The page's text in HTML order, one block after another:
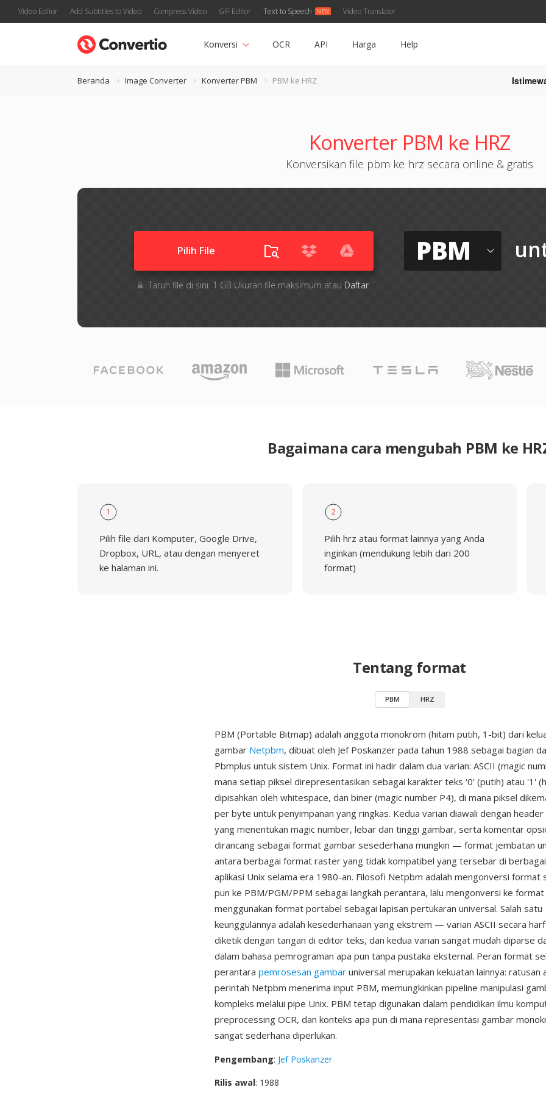
Video Editor Add Subtitles to Video Compress Video GIF Editor Text to Speech Video Translator
Konversi OCR API Harga Help
Beranda Image Converter Konverter PBM PBM ke HRZ
Konverter PBM ke HRZ
Konversikan file pbm ke hrz secara online & gratis
Pilih File
Taruh file di sini. 1 GB Ukuran file maksimum atau Daftar
PBM
Bagaimana cara mengubah PBM ke
1
Pilih file dari Komputer, Google Drive,
Dropbox, URL, atau dengan menyeret
ke halaman ini.
2
Pilih hrz atau format lainnya yang Anda
inginkan (mendukung lebih dari 200
format)
Tentang format
PBM HRZ
PBM (Portable Bitmap) adalah anggota monokrom (hitam putih, 1-bit) dari
gambar Netpbm, dibuat oleh Jef Poskanzer pada tahun 1988 sebagai bagian
Pbmplus untuk sistem Unix. Format ini hadir dalam dua varian: ASCII (magic
mana setiap piksel direpresentasikan sebagai karakter teks '0' (putih) atau '1'
dipisahkan oleh whitespace, dan biner (magic number P4), di mana piksel
per byte untuk penyimpanan yang ringkas. Kedua varian diawali dengan
yang menentukan magic number, lebar dan tinggi gambar, serta komentar
dirancang sebagai format gambar sesederhana mungkin — format jembatan
antara berbagai format raster yang tidak kompatibel yang tersebar di
aplikasi Unix selama era 1980-an. Filosofi Netpbm adalah mengonversi format
pun ke PBM/PGM/PPM sebagai langkah perantara, lalu mengonversi ke
menggunakan format portabel sebagai lapisan pertukaran universal. Salah satu
keunggulannya adalah kesederhanaan yang ekstrem — varian ASCII secara
diketik dengan tangan di editor teks, dan kedua varian sangat mudah diparse
dalam bahasa pemrograman apa pun tanpa pustaka eksternal. Peran format
perantara pemrosesan gambar universal merupakan kekuatan lainnya: ratusan
perintah Netpbm menerima input PBM, memungkinkan pipeline manipulasi
kompleks melalui pipe Unix. PBM tetap digunakan dalam pendidikan ilmu
preprocessing OCR, dan konteks apa pun di mana representasi gambar
sangat sederhana diperlukan.
Pengembang: Jef Poskanzer
Rilis awal: 1988